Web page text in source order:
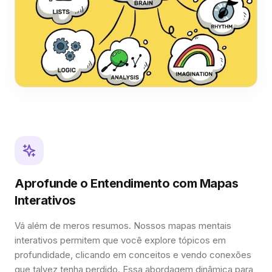
Aprofunde o Entendimento com Mapas
Interativos
Vá além de meros resumos. Nossos mapas mentais
interativos permitem que você explore tópicos em
profundidade, clicando em conceitos e vendo conexões
que talvez tenha perdido. Essa abordagem dinâmica para